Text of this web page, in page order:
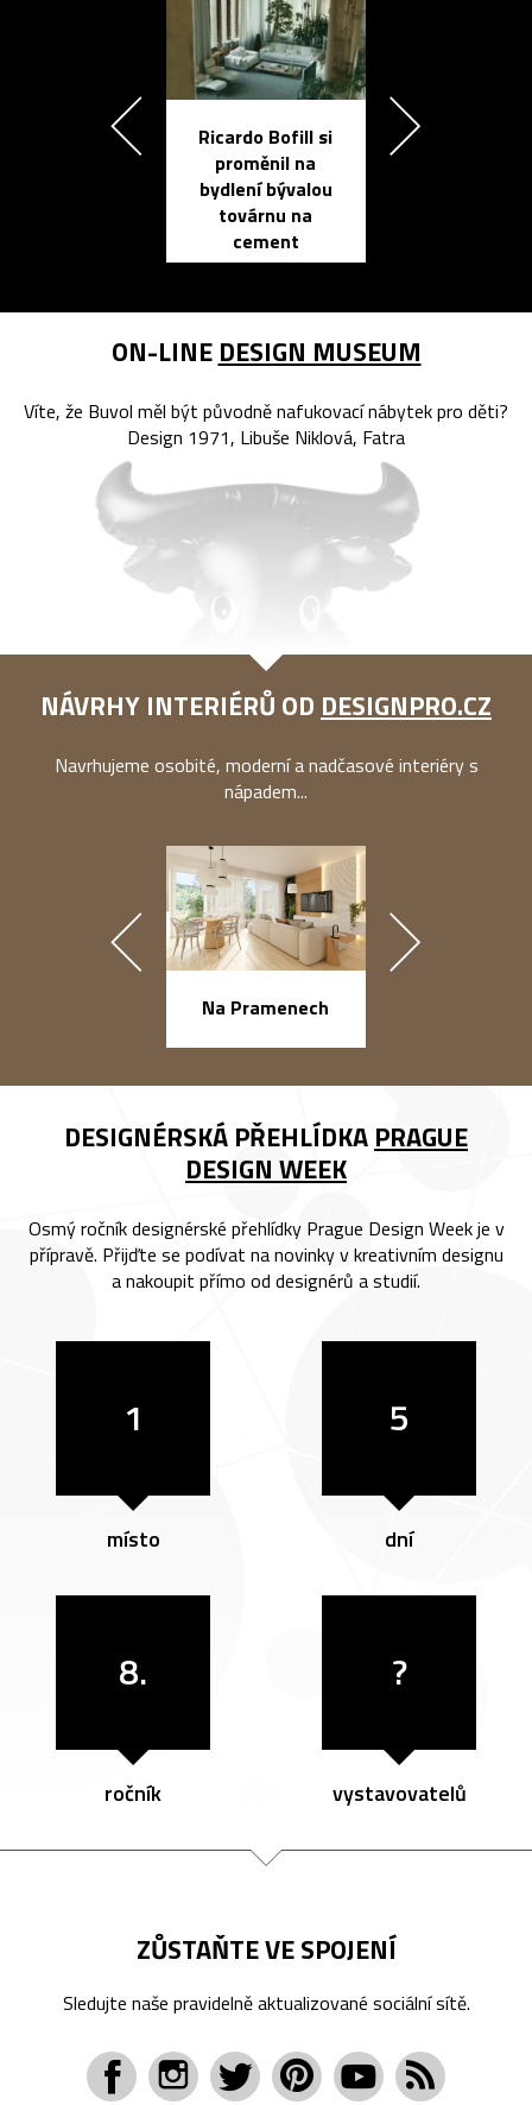
Ricardo Bofill si
proměnil na
bydlení bývalou
továrnu na
cement
ON-LINE DESIGN MUSEUM
Víte, že Buvol měl být původně nafukovací nábytek pro děti?
Design 1971, Libuše Niklová, Fatra
NÁVRHY INTERIÉRŮ OD DESIGNPRO.CZ
Navrhujeme osobité, moderní a nadčasové interiéry s
nápadem...
Na Pramenech
DESIGNÉRSKÁ PŘEHLÍDKA PRAGUE
DESIGN WEEK
Osmý ročník designérské přehlídky Prague Design Week je v
přípravě. Přijďte se podívat na novinky v kreativním designu
a nakoupit přímo od designérů a studií.
1
místo
5
dní
8.
ročník
?
vystavovatelů
ZŮSTAŇTE VE SPOJENÍ
Sledujte naše pravidelně aktualizované sociální sítě.